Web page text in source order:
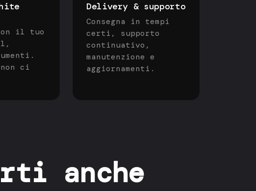
il tuo
ci
Delivery & supporto
Consegna in tempi
certi, supporto
continuativo,
manutenzione e
aggiornamenti.
anche